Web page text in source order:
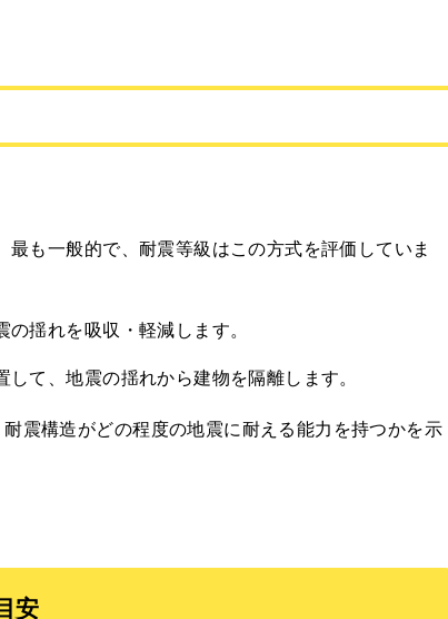
最も一般的で、耐震等級はこの方式を評価していま
揺れを吸収・軽減します。
て、地震の揺れから建物を隔離します。
震構造がどの程度の地震に耐える能力を持つかを示
安